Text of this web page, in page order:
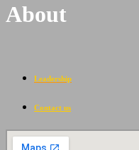
About
Leadership
Contact us